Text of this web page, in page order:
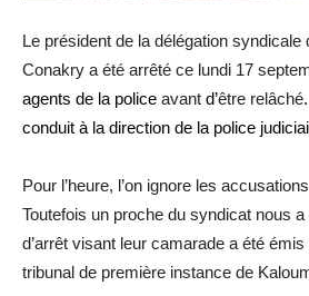
Le président de la délégation syndicale
Conakry a été arrêté ce lundi 17
agents de la police avant d’être relâché
conduit à la direction de la police
Pour l’heure, l’on ignore les
Toutefois un proche du syndicat nous
d’arrêt visant leur camarade a été
tribunal de première instance de